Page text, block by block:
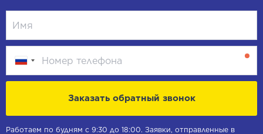
Заказать обратный звонок
Работаем по будням с 9:30 до 18:00. Заявки, отправленные в